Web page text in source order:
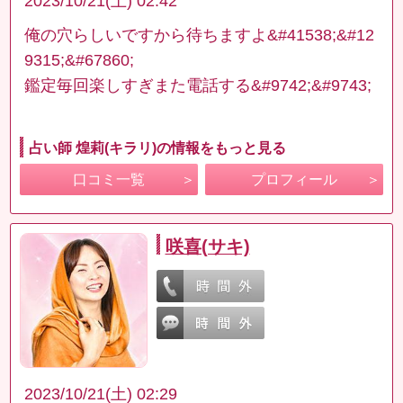
俺の穴らしいですから待ちますよ&#41538;&#12
9315;&#67860;
鑑定毎回楽しすぎまた電話する&#9742;&#9743;
占い師 煌莉(キラリ)の情報をもっと見る
口コミ一覧 プロフィール
咲喜(サキ)
2023/10/21(土) 02:29